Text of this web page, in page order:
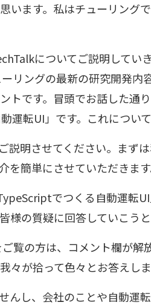
います。私はチューリング
についてご説明してい
リングの最新の研究開発内
トです。冒頭でお話した通
運転UI」です。これについ
説明させてください。まず
を簡単にさせていただきま
でつくる自動運転
様の質疑に回答していこう
覧の方は、コメント欄が解
々が拾って色々とお答えし
んし、会社のことや自動運